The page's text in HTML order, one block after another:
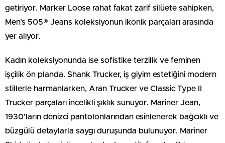
getiriyor. Marker Loose rahat fakat zarif silüete sahipken,
Men’s 505® Jeans koleksiyonun ikonik parçaları arasında
yer alıyor.
Kadın koleksiyonunda ise sofistike terzilik ve feminen
işçilik ön planda. Shank Trucker, iş giyim estetiğini modern
stillerle harmanlarken, Aran Trucker ve Classic Type II
Trucker parçaları incelikli şıklık sunuyor. Mariner Jean,
1930’ların denizci pantolonlarından esinlenerek bağcıklı ve
büzgülü detaylarla saygı duruşunda bulunuyor. Mariner